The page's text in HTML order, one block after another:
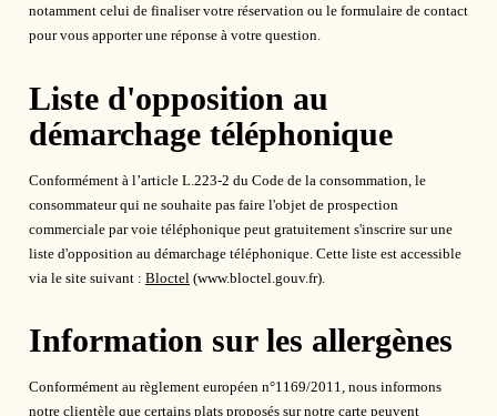
notamment celui de finaliser votre réservation ou le formulaire de contact
pour vous apporter une réponse à votre question.
Liste d'opposition au
démarchage téléphonique
Conformément à l’article L.223-2 du Code de la consommation, le
consommateur qui ne souhaite pas faire l'objet de prospection
commerciale par voie téléphonique peut gratuitement s'inscrire sur une
liste d'opposition au démarchage téléphonique. Cette liste est accessible
via le site suivant : Bloctel (www.bloctel.gouv.fr).
Information sur les allergènes
Conformément au règlement européen n°1169/2011, nous informons
notre clientèle que certains plats proposés sur notre carte peuvent